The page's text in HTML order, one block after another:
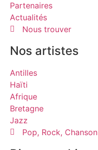
Partenaires
Actualités
Nous trouver
Nos artistes
Antilles
Haïti
Afrique
Bretagne
Jazz
Pop, Rock, Chanson